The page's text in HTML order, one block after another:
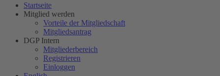
Startseite
Mitglied werden
Vorteile der Mitgliedschaft
Mitgliedsantrag
DGP Intern
Mitgliederbereich
Registrieren
Einloggen